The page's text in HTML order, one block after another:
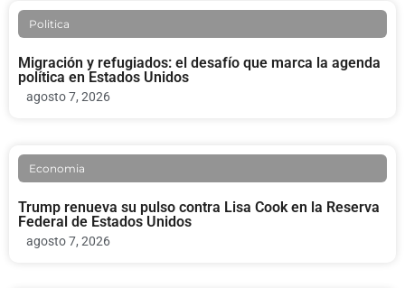
Politica
Migración y refugiados: el desafío que marca la agenda
política en Estados Unidos
agosto 7, 2026
Economia
Trump renueva su pulso contra Lisa Cook en la Reserva
Federal de Estados Unidos
agosto 7, 2026